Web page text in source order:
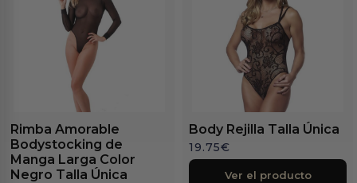
Rimba Amorable
Bodystocking de
Manga Larga Color
Negro Talla Única
Body Rejilla Talla Única
19.75€
Ver el producto